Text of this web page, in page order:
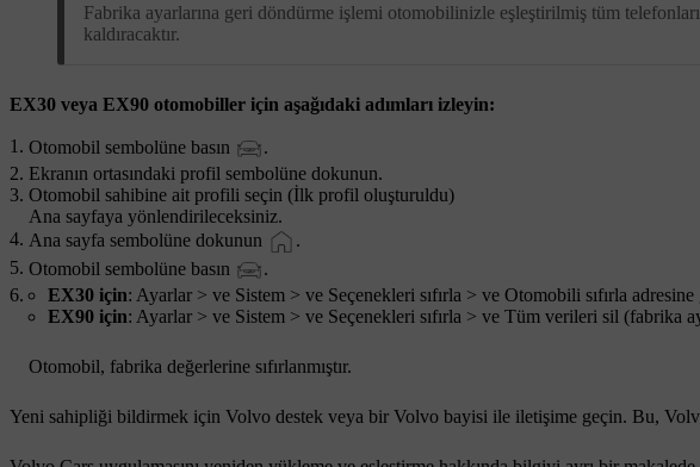
Fabrika ayarlarına geri döndürme işlemi otomobilinizle eşleştirilmiş tüm
kaldıracaktır.
EX30 veya EX90 otomobiller için aşağıdaki adımları izleyin:
Otomobil sembolüne basın
.
Ekranın ortasındaki profil sembolüne dokunun.
Otomobil sahibine ait profili seçin (İlk profil oluşturuldu)
Ana sayfaya yönlendirileceksiniz.
Ana sayfa sembolüne dokunun
.
Otomobil sembolüne basın
.
EX30 için: Ayarlar > ve Sistem > ve Seçenekleri sıfırla > ve Otomobili sıfırla
EX90 için: Ayarlar > ve Sistem > ve Seçenekleri sıfırla > ve Tüm verileri sil (fabrika
Otomobil, fabrika değerlerine sıfırlanmıştır.
Yeni sahipliği bildirmek için Volvo destek veya bir Volvo bayisi ile iletişime geçin. Bu,